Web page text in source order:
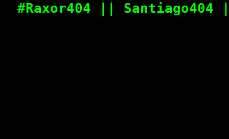
#Raxor404 || Santiago404